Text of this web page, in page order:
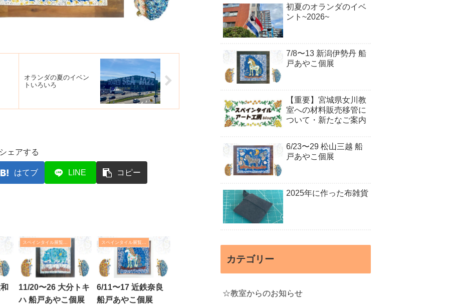
オランダの夏のイベン
トいろいろ
ェアする
はてブ LINE コピー
スペインタイル展覧会・イベント
11/20〜26 大分トキ
ハ 船戸あやこ個展
スペインタイル展覧会・イベント
6/11〜17 近鉄奈良
船戸あやこ個展
初夏のオランダのイベ
ント~2026~
7/8〜13 新潟伊勢丹 船
戸あやこ個展
【重要】宮城県女川教
室への材料販売移管に
ついて・新たなご案内
6/23〜29 松山三越 船
戸あやこ個展
2025年に作った布雑貨
カテゴリー
☆教室からのお知らせ